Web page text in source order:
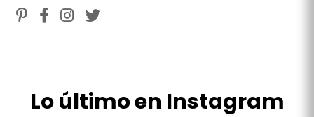
Lo último en Instagram